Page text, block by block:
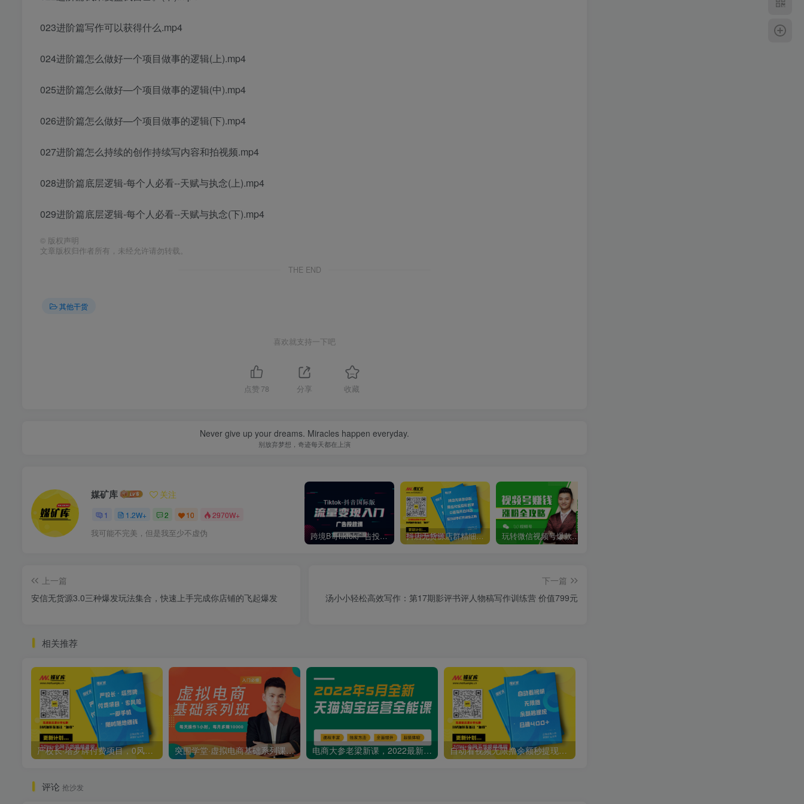
023进阶篇写作可以获得什么.mp4
024进阶篇怎么做好一个项目做事的逻辑(上).mp4
025进阶篇怎么做好—个项目做事的逻辑(中).mp4
026进阶篇怎么做好—个项目做事的逻辑(下).mp4
027进阶篇怎么持续的创作持续写内容和拍视频.mp4
028进阶篇底层逻辑-每个人必看--天赋与执念(上).mp4
029进阶篇底层逻辑-每个人必看--天赋与执念(下).mp4
© 版权声明
文章版权归作者所有，未经允许请勿转载。
THE END
其他干货
喜欢就支持一下吧
点赞 78 分享 收藏
Never give up your dreams. Miracles happen everyday.
别放弃梦想，奇迹每天都在上演
媒矿库 关注
1 1.2W+ 2 10 2970W+
我可能不完美，但是我至少不虚伪 跨境B哥tiktok广告投放课，带你快速入门tiktok广告投放价值1680元 抖店无货源店群精细化运营系列课，帮助0基础新手开启抖店创业之路价值888元 玩转微信视频号爆款涨粉赚钱全攻略，让你快速抓住流量风口，收获红利财富
上一篇
安信无货源3.0三种爆发玩法集合，快速‬‬上手完成你店铺的飞起‬‬爆发
下一篇
汤小小轻松高效写作：第17期影评书评人物稿写作训练营 价值799元
相关推荐
严校长·塔罗牌付费项目，0风险，一台手机，随时随地赚钱价值1000元 突围学堂·虚拟电商基础系列课（入门必修），每天操作1小时，每月多赚10000 电商大参老梁新课，2022最新天猫淘宝运营全能课，助力店铺营销 自动看视频无限撸余额秒提现，日赚400＋【视频教程】
评论 抢沙发